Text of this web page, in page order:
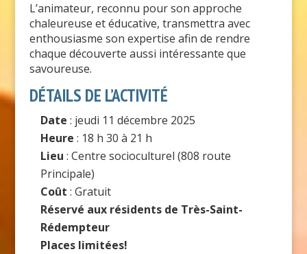
L’animateur, reconnu pour son approche
chaleureuse et éducative, transmettra avec
enthousiasme son expertise afin de rendre
chaque découverte aussi intéressante que
savoureuse.
DÉTAILS DE L’ACTIVITÉ
Date : jeudi 11 décembre 2025
Heure : 18 h 30 à 21 h
Lieu : Centre socioculturel (808 route
Principale)
Coût : Gratuit
Réservé aux résidents de Très-Saint-
Rédempteur
Places limitées!